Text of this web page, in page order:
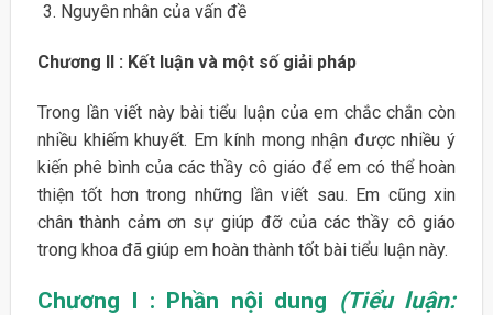
Nguyên nhân của vấn đề
Chương II : Kết luận và một số giải pháp
Trong lần viết này bài tiểu luận của em chắc chắn còn
nhiều khiếm khuyết. Em kính mong nhận được nhiều ý
kiến phê bình của các thầy cô giáo để em có thể hoàn
thiện tốt hơn trong những lần viết sau. Em cũng xin
chân thành cảm ơn sự giúp đỡ của các thầy cô giáo
trong khoa đã giúp em hoàn thành tốt bài tiểu luận này.
Chương I : Phần nội dung (Tiểu luận: